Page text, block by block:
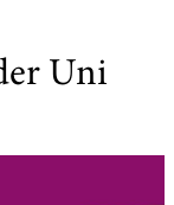
Uni